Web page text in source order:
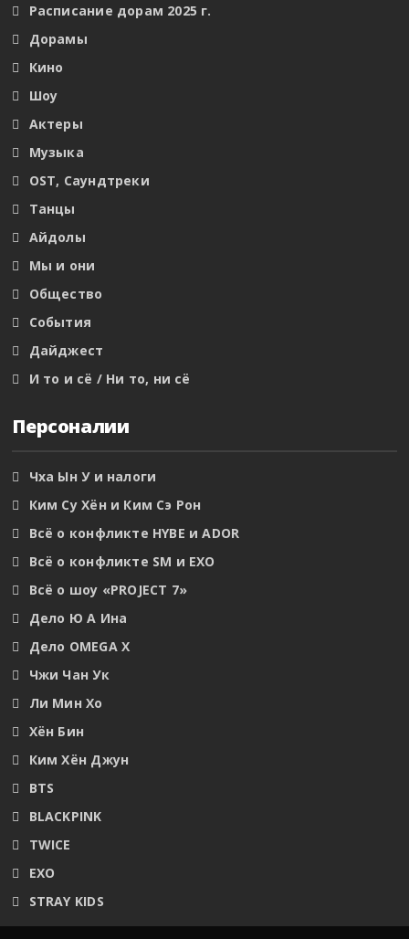
Расписание дорам 2025 г.
Дорамы
Кино
Шоу
Актеры
Музыка
OST, Саундтреки
Танцы
Айдолы
Мы и они
Общество
События
Дайджест
И то и сё / Ни то, ни сё
Персоналии
Чха Ын У и налоги
Ким Су Хён и Ким Сэ Рон
Всё о конфликте HYBE и ADOR
Всё о конфликте SM и EXO
Всё о шоу «PROJECT 7»
Дело Ю А Ина
Дело OMEGA X
Чжи Чан Ук
Ли Мин Хо
Хён Бин
Ким Хён Джун
BTS
BLACKPINK
TWICE
EXO
STRAY KIDS